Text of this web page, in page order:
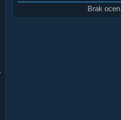
Brak